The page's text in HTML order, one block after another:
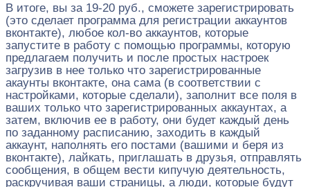
В итоге, вы за 19-20 руб., сможете зарегистрировать
(это сделает программа для регистрации аккаунтов
вконтакте), любое кол-во аккаунтов, которые
запустите в работу с помощью программы, которую
предлагаем получить и после простых настроек
загрузив в нее только что зарегистрированные
акаунты вконтакте, она сама (в соответствии с
настройками, которые сделали), заполнит все поля в
ваших только что зарегистрированных аккаунтах, а
затем, включив ее в работу, они будет каждый день
по заданному расписанию, заходить в каждый
аккаунт, наполнять его постами (вашими и беря из
вконтакте), лайкать, приглашать в друзья, отправлять
сообщения, в общем вести кипучую деятельность,
раскручивая ваши страницы, а люди, которые будут